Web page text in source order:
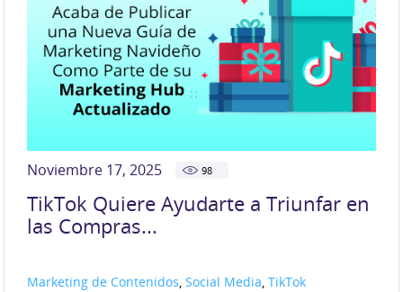
Noviembre 17, 2025 98
TikTok Quiere Ayudarte a Triunfar en
las Compras...
Marketing de Contenidos,Social Media,TikTok